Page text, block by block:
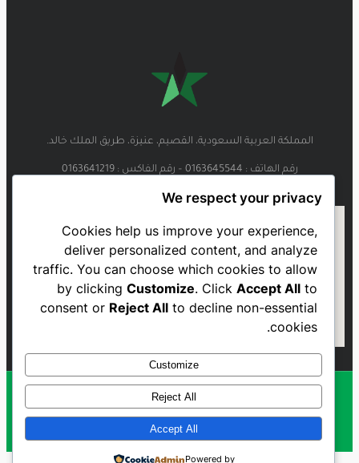
المملكة العربية السعودية، القصيم، عنيزة، طريق الملك خالد.
رقم الهاتف : 0163645544 – رقم الفاكس : 0163641219
Al Najmah FC - 2023
We respect your privacy
Cookies help us improve your experience,
deliver personalized content, and analyze
traffic. You can choose which cookies to allow
by clickingCustomize. ClickAccept All to
consent or Reject All to decline non-essential
cookies.
Customize
Reject All
Accept All
Powered by